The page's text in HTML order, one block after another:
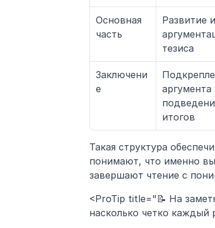
Основная
часть
Развитие и
тезиса
Заключени
е
аргумента
итогов
Такая структура
понимают, что именно
завершают чтение с
<ProTip title="📝 На
насколько четко каждый